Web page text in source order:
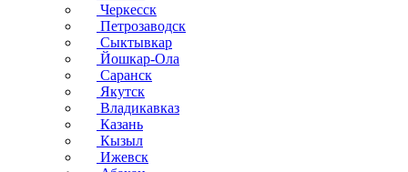
Черкесск
Петрозаводск
Сыктывкар
Йошкар-Ола
Саранск
Якутск
Владикавказ
Казань
Кызыл
Ижевск